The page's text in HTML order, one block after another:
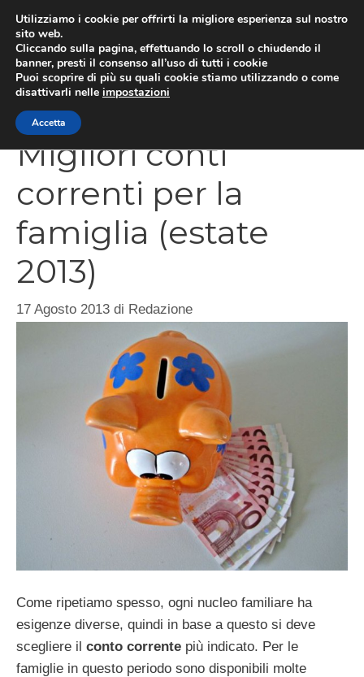
contenuto
Migliori conti
correnti per la
famiglia (estate
2013)
17 Agosto 2013 di Redazione
Come ripetiamo spesso, ogni nucleo familiare ha
esigenze diverse, quindi in base a questo si deve
scegliere il conto corrente più indicato. Per le
famiglie in questo periodo sono disponibili molte
Utilizziamo i cookie per offrirti la migliore esperienza sul nostro
sito web.
Cliccando sulla pagina, effettuando lo scroll o chiudendo il
banner, presti il consenso all’uso di tutti i cookie
Puoi scoprire di più su quali cookie stiamo utilizzando o come
disattivarli nelle impostazioni
Accetta